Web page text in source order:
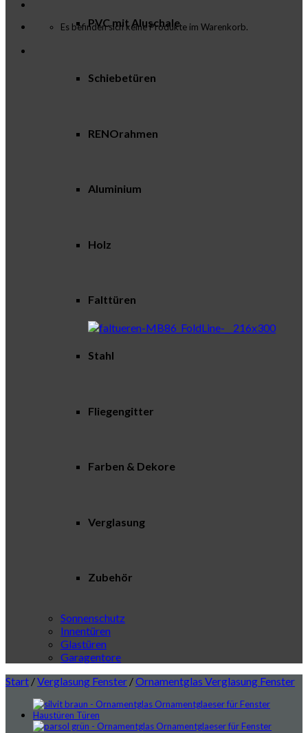
Es befinden sich keine Produkte im Warenkorb.
PVC mit Aluschale
Schiebetüren
RENOrahmen
Aluminium
Holz
Falttüren
Stahl
Fliegengitter
Farben & Dekore
Verglasung
Zubehör
Sonnenschutz
Innentüren
Glastüren
Garagentore
Start /Verglasung Fenster /Ornamentglas Verglasung Fenster